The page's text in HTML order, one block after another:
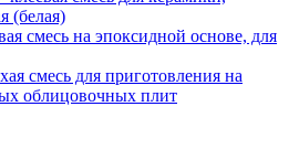
(белая)
смесь на эпоксидной основе, для
смесь для приготовления на
облицовочных плит